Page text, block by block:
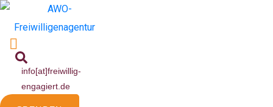
info[at]freiwillig-
engagiert.de